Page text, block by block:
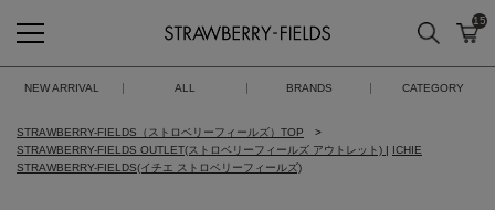
STRAWBERRY-FIELDS
検索 カ
15
NEW ARRIVAL ALL BRANDS CATEGORY
STRAWBERRY-FIELDS（ストロベリーフィールズ）TOP
STRAWBERRY-FIELDS OUTLET(ストロベリーフィールズ アウトレット) | ICHIE
STRAWBERRY-FIELDS(イチエ ストロベリーフィールズ)